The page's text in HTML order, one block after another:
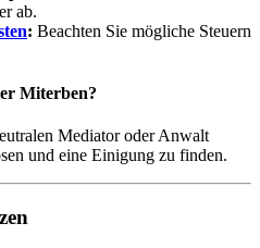
ab.
: Beachten Sie mögliche Steuern
Miterben?
Mediator oder Anwalt
und eine Einigung zu finden.